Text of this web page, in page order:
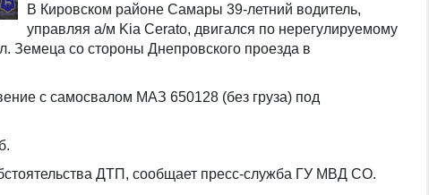
В Кировском районе Самары 39-летний водитель,
управляя а/м Kia Cerato, двигался по нерегулируемому
Земеца со стороны Днепровского проезда в
с самосвалом МАЗ 650128 (без груза) под
ДТП, сообщает пресс-служба ГУ МВД СО.